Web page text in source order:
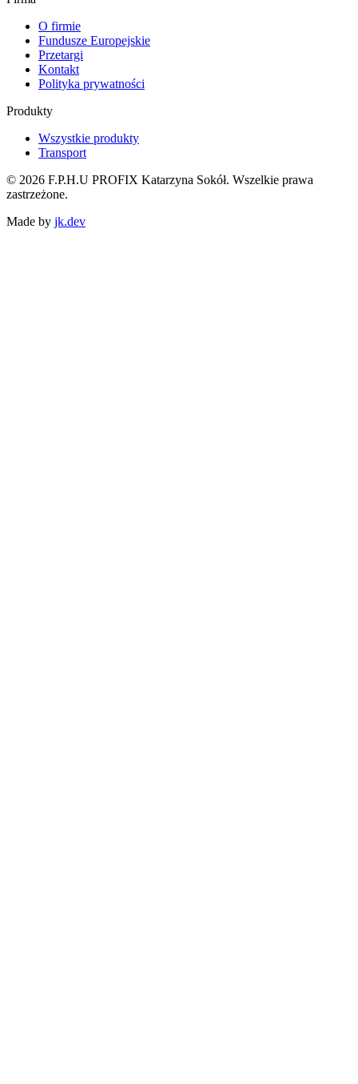
O firmie
Fundusze Europejskie
Przetargi
Kontakt
Polityka prywatności
Produkty
Wszystkie produkty
Transport
© 2026 F.P.H.U PROFIX Katarzyna Sokół. Wszelkie prawa
zastrzeżone.
Made by jk.dev